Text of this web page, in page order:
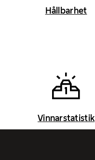
Hållbarhet
Vinnarstatistik